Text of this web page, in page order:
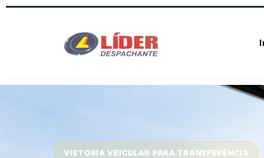
VISTORIA VEICULAR PARA TRANSFERÊNCIA